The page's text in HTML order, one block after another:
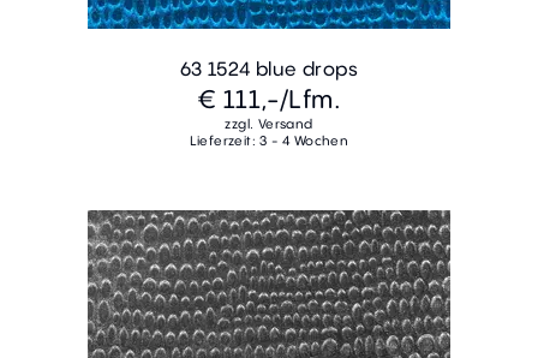
63 1524 blue drops
€ 111,-/Lfm.
zzgl. Versand
Lieferzeit: 3 - 4 Wochen